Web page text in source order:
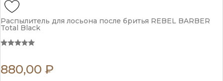
Распылитель для лосьона после бритья REBEL BARBER
Total Black
880,00 ₽